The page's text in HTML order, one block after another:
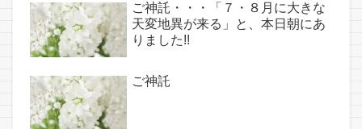
点であり古代太陽信仰の中心点で
もある伊弉諾宮、他3ヵ所へのご
神託あり！！
ご神託・・・「７・８月に大きな
天変地異が来る」と、本日朝にあ
りました!!
ご神託